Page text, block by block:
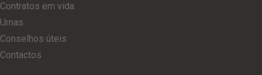
Contratos em vida
Urnas
Conselhos úteis
Contactos